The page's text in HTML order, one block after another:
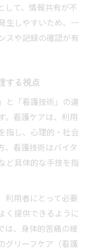
して、情報共有が不
生しやすいため、一
スや記録の確認が有
する視点
と「看護技術」の違
。看護ケアは、利用
指し、心理的・社会
、看護技術はバイタ
ど具体的な手技を指
利用者にとって必要
く提供できるように
は、身体的苦痛の緩
グリーフケア（看護